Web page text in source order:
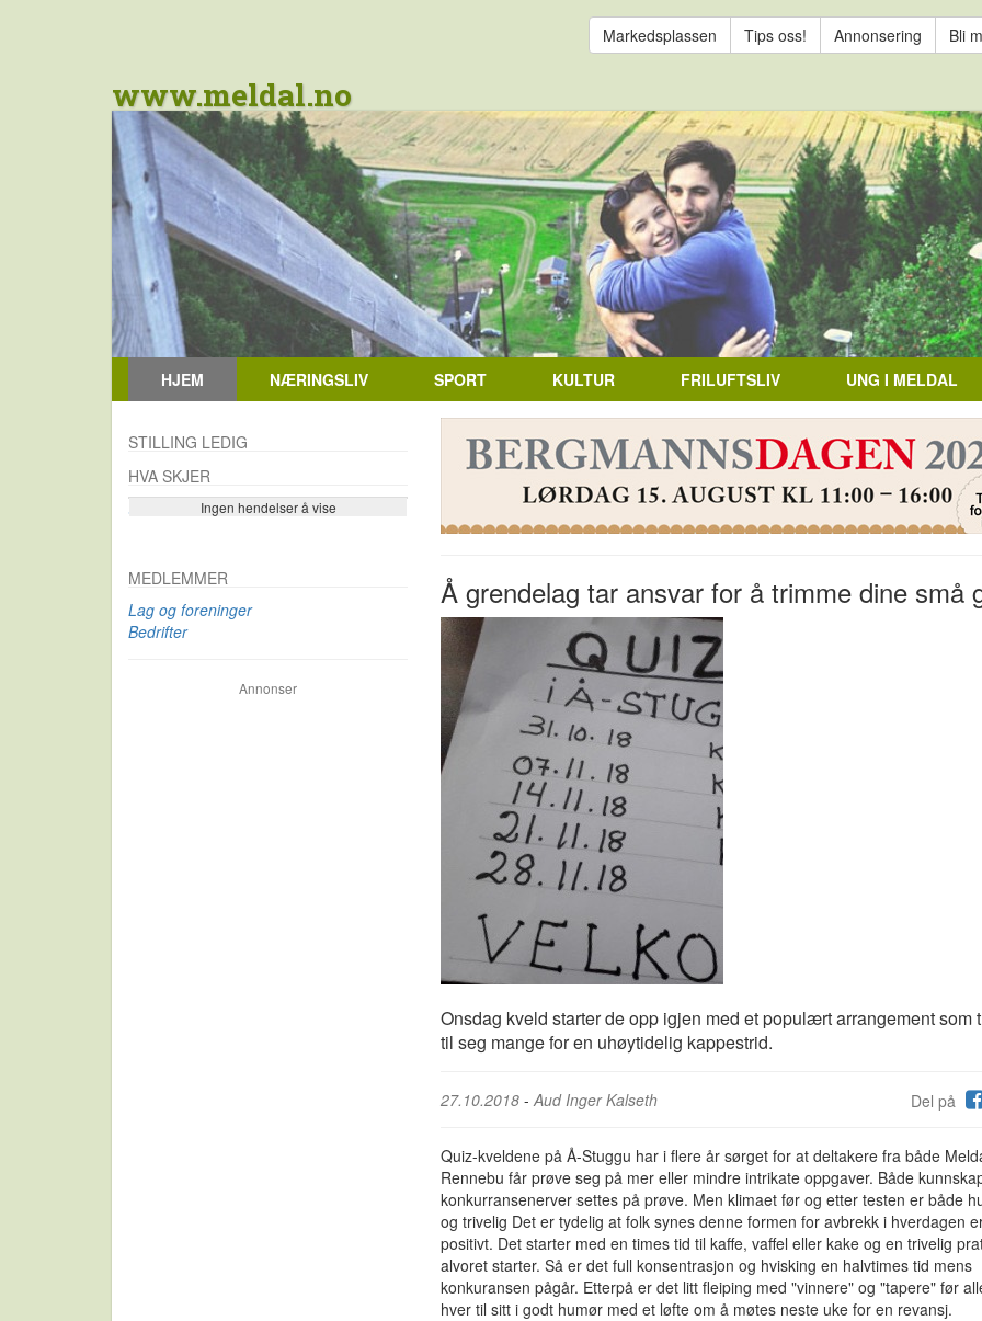
Markedsplassen Tips oss! Annonsering Bli
www.meldal.no
HJEM NÆRINGSLIV SPORT KULTUR FRILUFTSLIV UNG I MELDAL
Å grendelag tar ansvar for å trimme dine små
Onsdag kveld starter de opp igjen med et populært arrangement som
til seg mange for en uhøytidelig kappestrid.
Del på
27.10.2018 -Aud Inger Kalseth
Quiz-kveldene på Å-Stuggu har i flere år sørget for at deltakere fra både
Rennebu får prøve seg på mer eller mindre intrikate oppgaver. Både
konkurransenerver settes på prøve. Men klimaet før og etter testen er både
og trivelig Det er tydelig at folk synes denne formen for avbrekk i hverdagen
positivt. Det starter med en times tid til kaffe, vaffel eller kake og en trivelig
alvoret starter. Så er det full konsentrasjon og hvisking en halvtimes tid mens
konkuransen pågår. Etterpå er det litt fleiping med "vinnere" og "tapere" før
hver til sitt i godt humør med et løfte om å møtes neste uke for en revansj.
STILLING LEDIG
HVA SKJER
Ingen hendelser å vise
Se flere…
MEDLEMMER
Lag og foreninger
Bedrifter
Annonser